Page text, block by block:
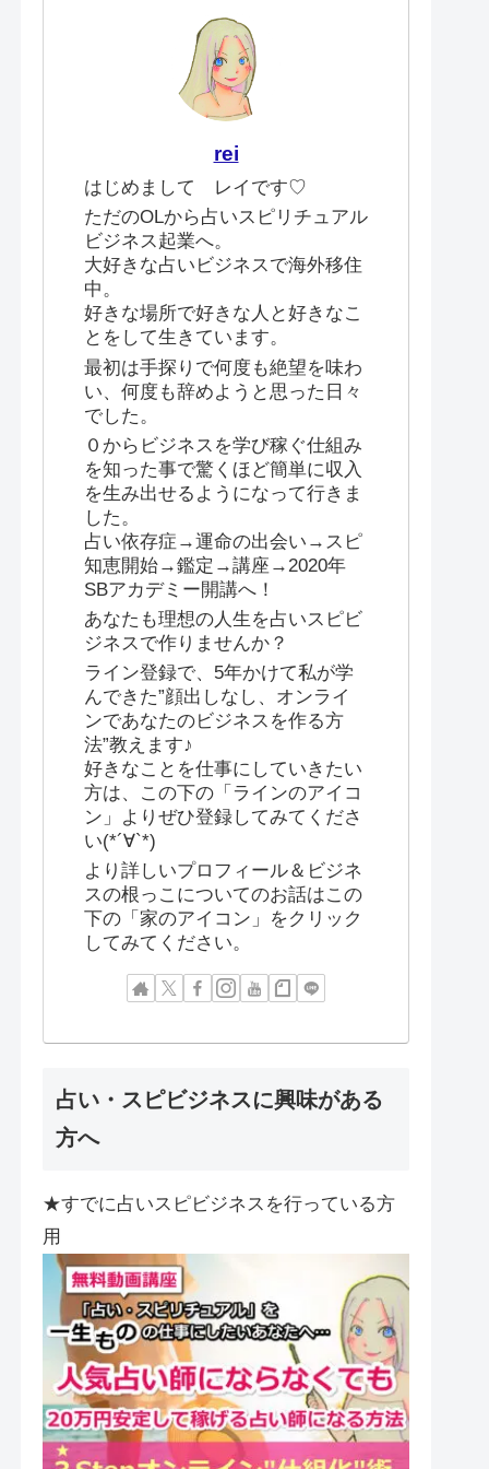
rei
はじめまして レイです♡
ただのOLから占いスピリチュアル
ビジネス起業へ。
大好きな占いビジネスで海外移住
中。
好きな場所で好きな人と好きなこ
とをして生きています。
最初は手探りで何度も絶望を味わ
い、何度も辞めようと思った日々
でした。
０からビジネスを学び稼ぐ仕組み
を知った事で驚くほど簡単に収入
を生み出せるようになって行きま
した。
占い依存症→運命の出会い→スピ
知恵開始→鑑定→講座→2020年
SBアカデミー開講へ！
あなたも理想の人生を占いスピビ
ジネスで作りませんか？
ライン登録で、5年かけて私が学
んできた”顔出しなし、オンライ
ンであなたのビジネスを作る方
法”教えます♪
好きなことを仕事にしていきたい
方は、この下の「ラインのアイコ
ン」よりぜひ登録してみてくださ
い(*´∀`*)
より詳しいプロフィール＆ビジネ
スの根っこについてのお話はこの
下の「家のアイコン」をクリック
してみてください。
占い・スピビジネスに興味がある
方へ
★すでに占いスピビジネスを行っている方
用